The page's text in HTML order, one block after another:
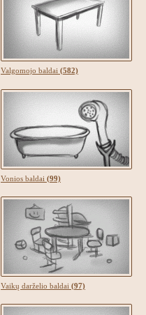
Valgomojo baldai (582)
Vonios baldai (99)
Vaikų darželio baldai (97)